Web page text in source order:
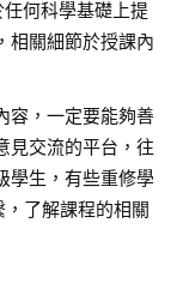
何科學基礎上提
相關細節於授課內
容，一定要能夠善
見交流的平台，往
學生，有些重修學
了解課程的相關